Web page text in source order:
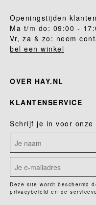
Openingstijden
Ma t/m do: 09:00 -
Vr, za & zo: neem
bel een winkel
OVER HAY.NL
KLANTENSERVICE
Schrijf je in voor onze
Deze site wordt beschermd
privacybeleid en de